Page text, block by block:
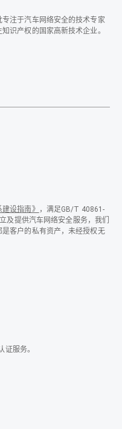
注于汽车网络安全的技术专家
识产权的国家高新技术企业。
设指南》 ，满足GB/T 40861-
及提供汽车网络安全服务，我们
客户的私有资产，未经授权无
证服务。